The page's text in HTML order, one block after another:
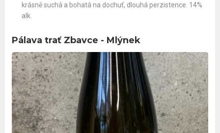
krásně suchá a bohatá na dochuť, dlouhá perzistence. 14%
alk.
Pálava trať Zbavce - Mlýnek